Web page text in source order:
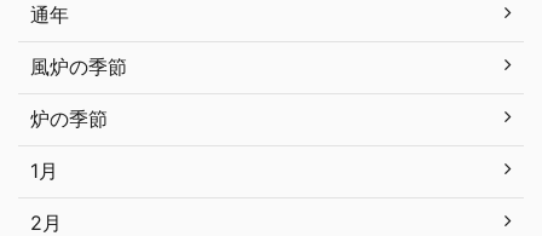
通年
風炉の季節
炉の季節
1月
2月